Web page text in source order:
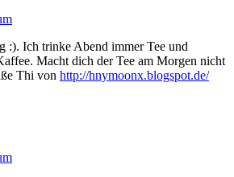
:). Ich trinke Abend immer Tee und
Macht dich der Tee am Morgen nicht
Thi von http://hnymoonx.blogspot.de/